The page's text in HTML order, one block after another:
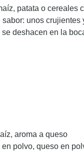
patata o cereales
unos crujientes
deshacen en la
aroma a queso
en polvo, queso en